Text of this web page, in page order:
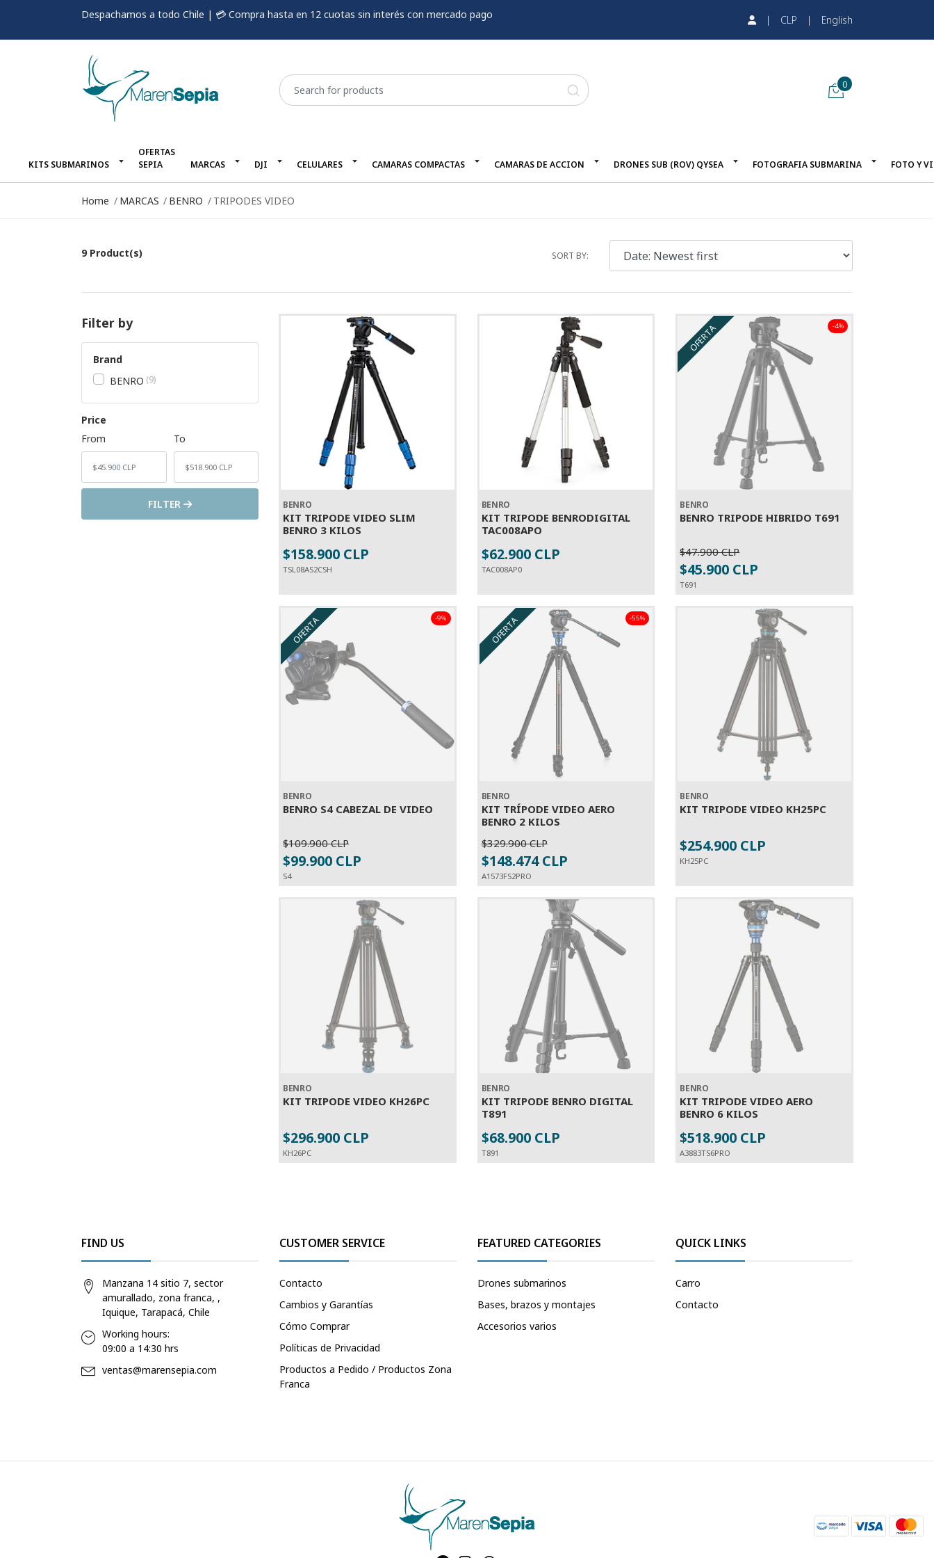
Despachamos a todo Chile | 💳 Compra hasta en 12 cuotas sin interés con mercado pago | CLP | English
0
KITS SUBMARINOS
OFERTAS
SEPIA
MARCAS DJI CELULARES CAMARAS COMPACTAS CAMARAS DE ACCION DRONES SUB (ROV) QYSEA FOTOGRAFIA SUBMARINA FOTO Y
Home MARCAS BENRO TRIPODES VIDEO
9 Product(s) SORT BY:
Filter by
Brand
BENRO 9
Price
From
To
FILTER BENRO
KIT TRIPODE VIDEO SLIM
BENRO 3 KILOS
-
$158.900 CLP
TSL08AS2CSH
BENRO
KIT TRIPODE BENRODIGITAL
TAC008APO
-
$62.900 CLP
TAC008AP0
OFERTA -4%
BENRO
BENRO TRIPODE HIBRIDO T691
$47.900 CLP
$45.900 CLP
T691
OFERTA -9%
BENRO
BENRO S4 CABEZAL DE VIDEO
SOLD OUT
$109.900 CLP
$99.900 CLP
S4
OFERTA -55%
BENRO
KIT TRÍPODE VIDEO AERO
BENRO 2 KILOS
SOLD OUT
$329.900 CLP
$148.474 CLP
A1573FS2PRO
BENRO
KIT TRIPODE VIDEO KH25PC
SOLD OUT
$254.900 CLP
KH25PC
BENRO
KIT TRIPODE VIDEO KH26PC
SOLD OUT
$296.900 CLP
KH26PC
BENRO
KIT TRIPODE BENRO DIGITAL
T891
SOLD OUT
$68.900 CLP
T891
BENRO
KIT TRIPODE VIDEO AERO
BENRO 6 KILOS
SOLD OUT
$518.900 CLP
A3883TS6PRO
FIND US
Manzana 14 sitio 7, sector
amurallado, zona franca, ,
Iquique, Tarapacá, Chile
Working hours:
09:00 a 14:30 hrs
ventas@marensepia.com
CUSTOMER SERVICE
Contacto
Cambios y Garantías
Cómo Comprar
Políticas de Privacidad
Productos a Pedido / Productos Zona
Franca
FEATURED CATEGORIES
Drones submarinos
Bases, brazos y montajes
Accesorios varios
QUICK LINKS
Carro
Contacto